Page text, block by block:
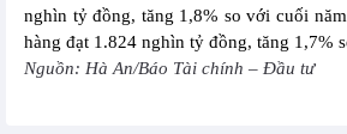
nghìn tỷ đồng, tăng 1,8% so với cuối
hàng đạt 1.824 nghìn tỷ đồng, tăng 1,7%
Nguồn: Hà An/Báo Tài chính – Đầu tư